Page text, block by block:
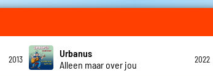
2013
Urbanus
Alleen maar over jou
2022